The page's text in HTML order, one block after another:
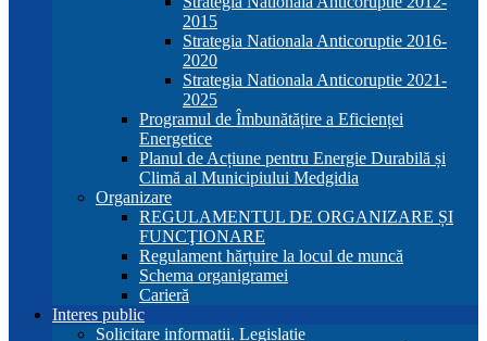
2015
Strategia Nationala Anticoruptie 2016-
2020
Strategia Nationala Anticoruptie 2021-
2025
Programul de Îmbunătățire a Eficienței
Energetice
Planul de Acțiune pentru Energie Durabilă și
Climă al Municipiului Medgidia
Organizare
REGULAMENTUL DE ORGANIZARE ȘI
FUNCŢIONARE
Regulament hărțuire la locul de muncă
Schema organigramei
Carieră
Interes public
Solicitare informații. Legislație